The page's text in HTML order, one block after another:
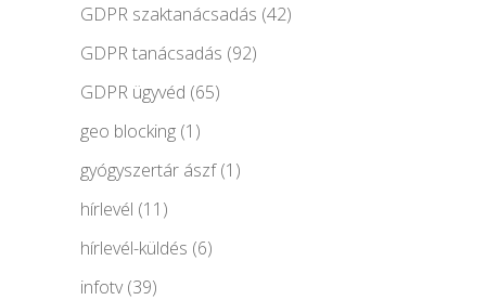
GDPR szaktanácsadás (42)
GDPR tanácsadás (92)
GDPR ügyvéd (65)
geo blocking (1)
gyógyszertár ászf(1)
hírlevél (11)
hírlevél-küldés (6)
infotv(39)